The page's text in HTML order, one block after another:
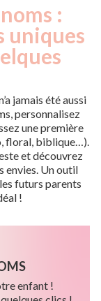
:
uniques
jamais été aussi
personnalisez
une première
floral, biblique…).
et découvrez
envies. Un outil
futurs parents
!
enfant !